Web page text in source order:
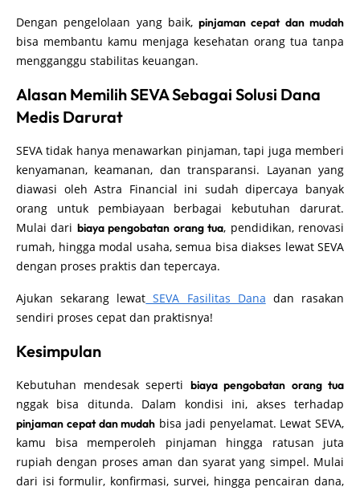
Dengan pengelolaan yang baik,pinjaman cepat dan mudah
bisa membantu kamu menjaga kesehatan orang tua tanpa
mengganggu stabilitas keuangan.
Alasan Memilih SEVA Sebagai Solusi Dana
Medis Darurat
SEVA tidak hanya menawarkan pinjaman, tapi juga memberi
kenyamanan, keamanan, dan transparansi. Layanan yang
diawasi oleh Astra Financial ini sudah dipercaya banyak
orang untuk pembiayaan berbagai kebutuhan darurat.
Mulai dari biaya pengobatan orang tua, pendidikan, renovasi
rumah, hingga modal usaha, semua bisa diakses lewat SEVA
dengan proses praktis dan tepercaya.
Ajukan sekarang lewat SEVA Fasilitas Dana dan rasakan
sendiri proses cepat dan praktisnya!
Kesimpulan
Kebutuhan mendesak seperti biaya pengobatan orang tua
nggak bisa ditunda. Dalam kondisi ini, akses terhadap
pinjaman cepat dan mudah bisa jadi penyelamat. Lewat SEVA,
kamu bisa memperoleh pinjaman hingga ratusan juta
rupiah dengan proses aman dan syarat yang simpel. Mulai
dari isi formulir, konfirmasi, survei, hingga pencairan dana,